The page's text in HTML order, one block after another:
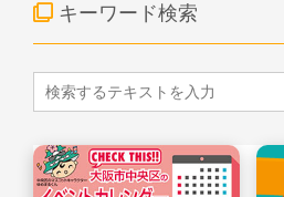
キーワード検索